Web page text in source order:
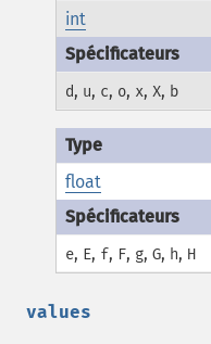
int
d, u, c, o, x,X, b
float
e, E, f, F, g,G, h, H
values